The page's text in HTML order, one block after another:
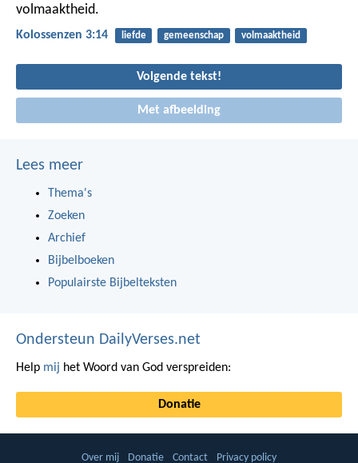
volmaaktheid.
Kolossenzen 3:14 liefde gemeenschap volmaaktheid
Volgende tekst!
Met afbeelding
Lees meer
Thema's
Zoeken
Archief
Bijbelboeken
Populairste Bijbelteksten
Ondersteun DailyVerses.net
Help mij het Woord van God verspreiden:
Donatie
Over mij Donatie Contact Privacy policy